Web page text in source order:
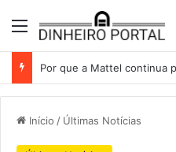
Menu
Início / Últimas Notícias